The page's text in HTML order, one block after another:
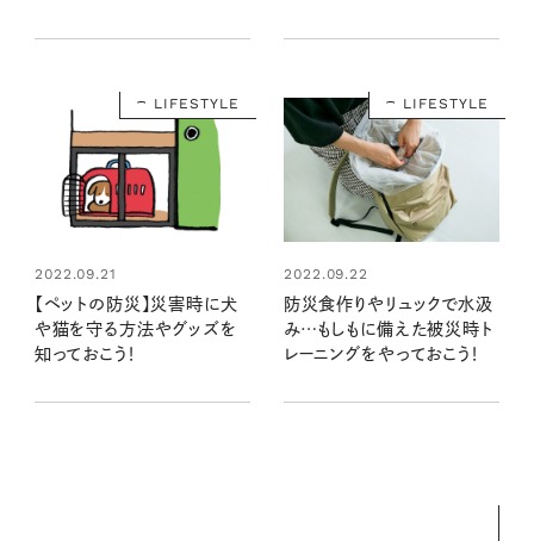
LIFESTYLE
2022.09.21
【ペットの防災】災害時に犬
や猫を守る方法やグッズを
知っておこう！
LIFESTYLE
2022.09.22
防災食作りやリュックで水汲
み…もしもに備えた被災時ト
レーニングをやっておこう！